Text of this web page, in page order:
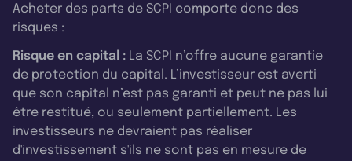
Acheter des parts de SCPI comporte donc des
risques :
Risque en capital : La SCPI n’offre aucune garantie
de protection du capital. L’investisseur est averti
que son capital n’est pas garanti et peut ne pas lui
être restitué, ou seulement partiellement. Les
investisseurs ne devraient pas réaliser
d'investissement s'ils ne sont pas en mesure de